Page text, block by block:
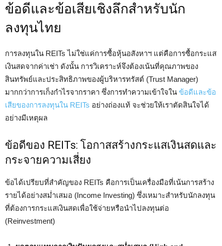
ข้อดีและข้อเสียเชิงลึกสำหรับนัก
ลงทุนไทย
การลงทุนใน REITs ไม่ใช่แค่การซื้อหุ้นอสังหาฯ แต่คือการซื้อกระแส
เงินสดจากค่าเช่า ดังนั้น การวิเคราะห์จึงต้องเน้นที่คุณภาพของ
สินทรัพย์และประสิทธิภาพของผู้บริหารทรัสต์ (Trust Manager)
มากกว่าการเก็งกำไรจากราคา ซึ่งการทำความเข้าใจใน ข้อดีและข้อ
เสียของการลงทุนใน REITs อย่างถ่องแท้ จะช่วยให้เราตัดสินใจได้
อย่างมีเหตุผล
ข้อดีของ REITs: โอกาสสร้างกระแสเงินสดและ
กระจายความเสี่ยง
ข้อได้เปรียบที่สำคัญของ REITs คือการเป็นเครื่องมือที่เน้นการสร้าง
รายได้อย่างสม่ำเสมอ (Income Investing) ซึ่งเหมาะสำหรับนักลงทุน
ที่ต้องการกระแสเงินสดเพื่อใช้จ่ายหรือนำไปลงทุนต่อ
(Reinvestment)